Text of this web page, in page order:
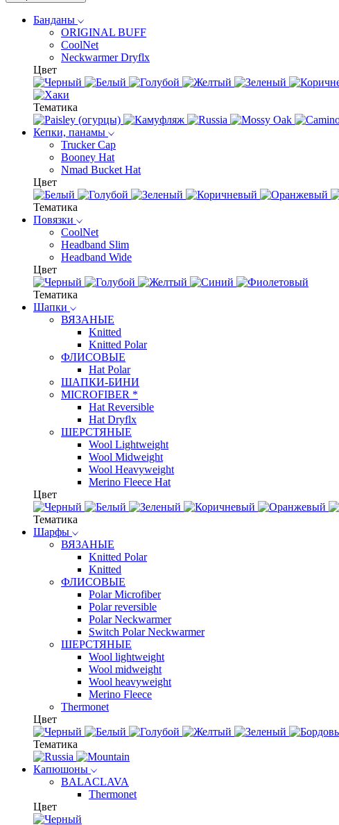
Банданы
ORIGINAL BUFF
CoolNet
Neckwarmer Dryflx
Цвет
Тематика
Кепки, панамы
Trucker Cap
Booney Hat
Nmad Bucket Hat
Цвет
Тематика
Повязки
CoolNet
Headband Slim
Headband Wide
Цвет
Тематика
Шапки
ВЯЗАНЫЕ
Knitted
Knitted Polar
ФЛИСОВЫЕ
Hat Polar
ШАПКИ-БИНИ
MICROFIBER *
Hat Reversible
Hat Dryflx
ШЕРСТЯНЫЕ
Wool Lightweight
Wool Midweight
Wool Heavyweight
Merino Fleece Hat
Цвет
Тематика
Шарфы
ВЯЗАНЫЕ
Knitted Polar
Knitted
ФЛИСОВЫЕ
Polar Microfiber
Polar reversible
Polar Neckwarmer
Switch Polar Neckwarmer
ШЕРСТЯНЫЕ
Wool lightweight
Wool midweight
Wool heavyweight
Merino Fleece
Thermonet
Цвет
Тематика
Капюшоны
BALACLAVA
Thermonet
Цвет